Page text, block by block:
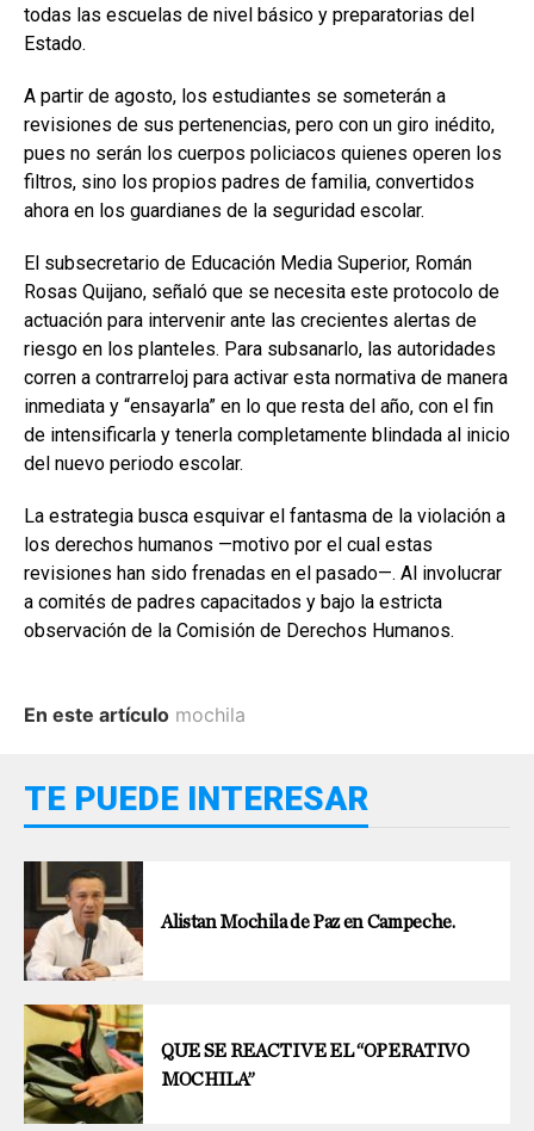
todas las escuelas de nivel básico y preparatorias del
Estado.
A partir de agosto, los estudiantes se someterán a
revisiones de sus pertenencias, pero con un giro inédito,
pues no serán los cuerpos policiacos quienes operen los
filtros, sino los propios padres de familia, convertidos
ahora en los guardianes de la seguridad escolar.
El subsecretario de Educación Media Superior, Román
Rosas Quijano, señaló que se necesita este protocolo de
actuación para intervenir ante las crecientes alertas de
riesgo en los planteles. Para subsanarlo, las autoridades
corren a contrarreloj para activar esta normativa de manera
inmediata y “ensayarla” en lo que resta del año, con el fin
de intensificarla y tenerla completamente blindada al inicio
del nuevo periodo escolar.
La estrategia busca esquivar el fantasma de la violación a
los derechos humanos —motivo por el cual estas
revisiones han sido frenadas en el pasado—. Al involucrar
a comités de padres capacitados y bajo la estricta
observación de la Comisión de Derechos Humanos.
En este artículo mochila
TE PUEDE INTERESAR
Alistan Mochila de Paz en Campeche.
QUE SE REACTIVE EL “OPERATIVO
MOCHILA”